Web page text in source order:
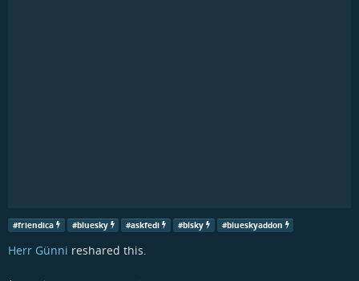
#friendica #bluesky #askfedi #blsky #blueskyaddon
Herr Günni reshared this.